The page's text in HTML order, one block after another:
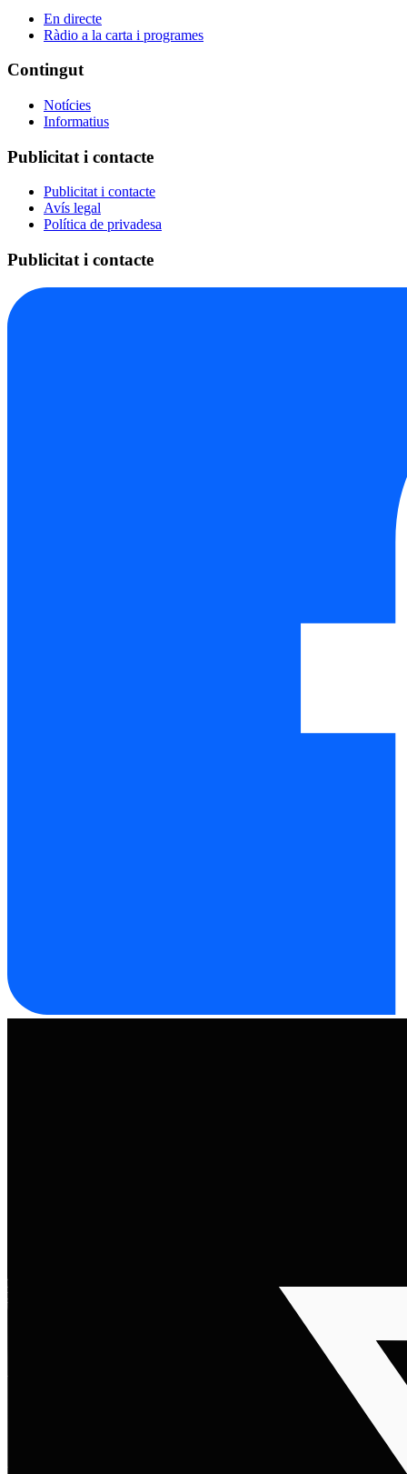
En directe
Ràdio a la carta i programes
Contingut
Notícies
Informatius
Publicitat i contacte
Publicitat i contacte
Avís legal
Política de privadesa
Publicitat i contacte